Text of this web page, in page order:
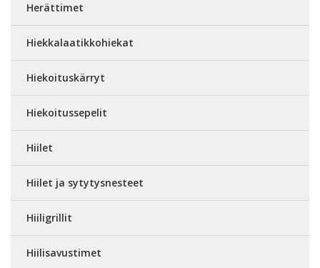
Herättimet
Hiekkalaatikkohiekat
Hiekoituskärryt
Hiekoitussepelit
Hiilet
Hiilet ja sytytysnesteet
Hiiligrillit
Hiilisavustimet